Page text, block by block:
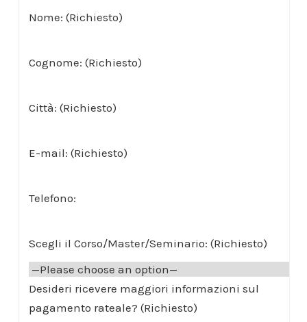
Nome: (Richiesto)
Cognome: (Richiesto)
Città: (Richiesto)
E-mail: (Richiesto)
Telefono:
Scegli il Corso/Master/Seminario: (Richiesto)
Desideri ricevere maggiori informazioni sul
pagamento rateale? (Richiesto)